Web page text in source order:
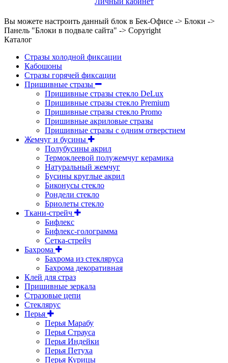
Вы можете настроить данный блок в Бек-Офисе -> Блоки ->
Панель "Блоки в подвале сайта" -> Copyright
Каталог
Стразы холодной фиксации
Кабошоны
Стразы горячей фиксации
Пришивные стразы
Пришивные стразы стекло DeLux
Пришивные стразы стекло Premium
Пришивные стразы стекло Promo
Пришивные акриловые стразы
Пришивные стразы с одним отверстием
Жемчуг и бусины
Полубусины акрил
Термоклеевой полужемчуг керамика
Натуральный жемчуг
Бусины круглые акрил
Биконусы стекло
Рондели стекло
Бриолеты стекло
Ткани-стрейч
Бифлекс
Бифлекс-голограмма
Сетка-стрейч
Бахрома
Бахрома из стекляруса
Бахрома декоративная
Клей для страз
Пришивные зеркала
Cтразовые цепи
Стеклярус
Перья
Перья Марабу
Перья Страуса
Перья Индейки
Перья Петуха
Перья Курицы